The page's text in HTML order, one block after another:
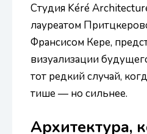
Студия Kéré
лауреатом
Франсисом Кере,
визуализации
тот редкий случай,
тише — но сильнее.
Архитектура,